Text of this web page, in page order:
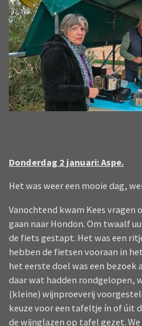
Donderdag 2 januari: Aspe.
Het was weer een mooie dag,
Vanochtend kwam Kees vragen
gaan naar Hondon. Om twaalf
de fiets gestapt. Het was een
hebben de fietsen vooraan in
het eerste doel was een bezoek
daar wat hadden rondgelopen,
(kleine) wijnproeverij
keuze voor een tafeltje ín of úit
de wijnglazen op tafel gezet.